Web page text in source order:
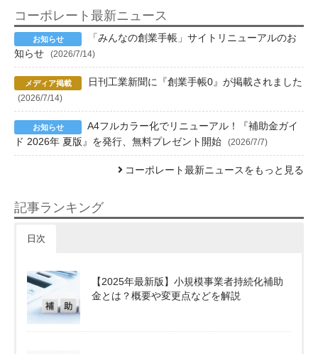
コーポレート最新ニュース
「みんなの創業手帳」サイトリニューアルのお
知らせ
(2026/7/14)
日刊工業新聞に『創業手帳0』が掲載されました
(2026/7/14)
A4フルカラー化でリニューアル！『補助金ガイ
ド 2026年 夏版』を発行、無料プレゼント開始
(2026/7/7)
コーポレート最新ニュースをもっと見る
記事ランキング
日次
【2025年最新版】小規模事業者持続化補助
金とは？概要や変更点などを解説